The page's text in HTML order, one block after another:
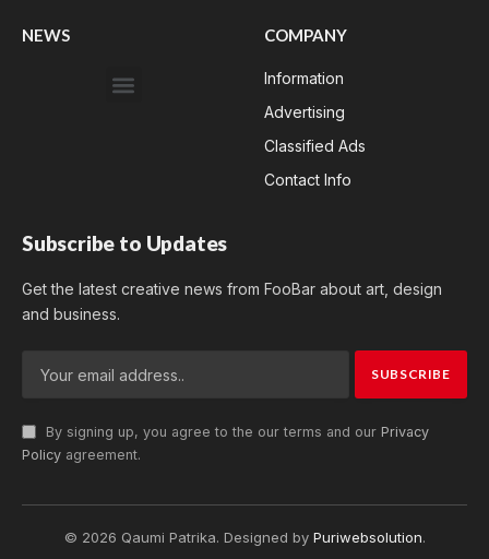
NEWS COMPANY
Information
Advertising
Classified Ads
Contact Info
Subscribe to Updates
Get the latest creative news from FooBar about art, design
and business.
By signing up, you agree to the our terms and our Privacy
Policy agreement.
© 2026 Qaumi Patrika. Designed by Puriwebsolution.